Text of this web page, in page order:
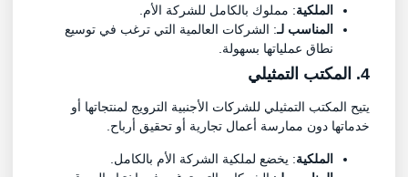
الملكية: مملوك بالكامل للشركة الأم.
المناسب لـ: الشركات العالمية التي ترغب في توسيع
نطاق عملياتها بسهولة.
4. المكتب التمثيلي
يتيح المكتب التمثيلي للشركات الأجنبية الترويج لمنتجاتها أو
خدماتها دون ممارسة أعمال تجارية أو تحقيق أرباح.
الملكية: يخضع لملكية الشركة الأم بالكامل.